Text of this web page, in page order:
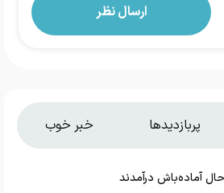
پربازدیدها خبر خوب
آماده‌باش درآمدند